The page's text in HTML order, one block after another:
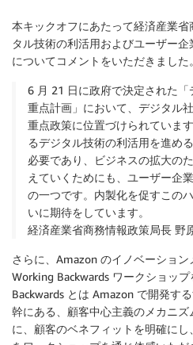
本キックオフにあたって経済産業
タル技術の利活用およびユーザー
についてコメントをいただきました。
6 月 21 日に政府で決定された
重点計画」において、デジタル
重点政策に位置づけられていま
るデジタル技術の利活用を進め
必要であり、ビジネスの拡大の
えていくためにも、ユーザー企
の一つです。内製化を促すこの
いに期待をしています。
経済産業省商務情報政策局長 野
さらに、Amazon のイノベーション
Working Backwards ワークショッ
Backwards とは Amazon で開発す
幹にある、顧客中心主義のメカニ
に、顧客のベネフィットを明確に